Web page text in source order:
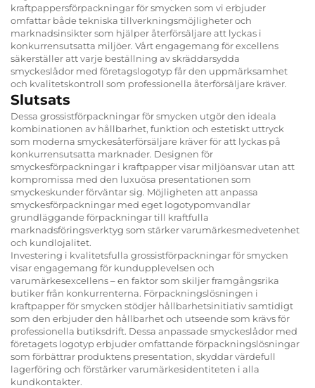
kraftpappersförpackningar för smycken som vi erbjuder
omfattar både tekniska tillverkningsmöjligheter och
marknadsinsikter som hjälper återförsäljare att lyckas i
konkurrensutsatta miljöer. Vårt engagemang för excellens
säkerställer att varje beställning av skräddarsydda
smyckeslådor med företagslogotyp får den uppmärksamhet
och kvalitetskontroll som professionella återförsäljare kräver.
Slutsats
Dessa grossistförpackningar för smycken utgör den ideala
kombinationen av hållbarhet, funktion och estetiskt uttryck
som moderna smyckesåterförsäljare kräver för att lyckas på
konkurrensutsatta marknader. Designen för
smyckesförpackningar i kraftpapper visar miljöansvar utan att
kompromissa med den luxuösa presentationen som
smyckeskunder förväntar sig. Möjligheten att anpassa
smyckesförpackningar med eget logotypomvandlar
grundläggande förpackningar till kraftfulla
marknadsföringsverktyg som stärker varumärkesmedvetenhet
och kundlojalitet.
Investering i kvalitetsfulla grossistförpackningar för smycken
visar engagemang för kundupplevelsen och
varumärkesexcellens – en faktor som skiljer framgångsrika
butiker från konkurrenterna. Förpackningslösningen i
kraftpapper för smycken stödjer hållbarhetsinitiativ samtidigt
som den erbjuder den hållbarhet och utseende som krävs för
professionella butiksdrift. Dessa anpassade smyckeslådor med
företagets logotyp erbjuder omfattande förpackningslösningar
som förbättrar produktens presentation, skyddar värdefull
lagerföring och förstärker varumärkesidentiteten i alla
kundkontakter.